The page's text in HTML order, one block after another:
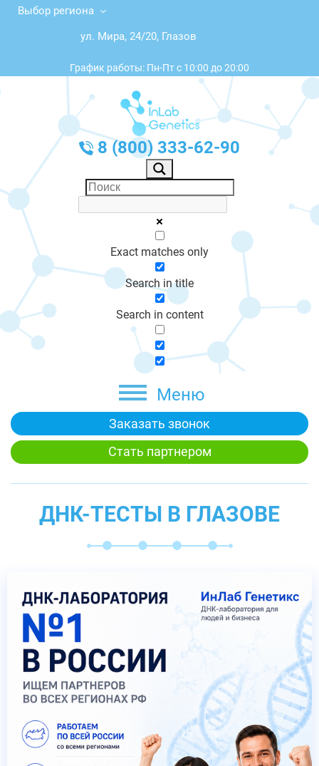
Выбор региона
ул. Мира, 24/20, Глазов
График работы: Пн-Пт с 10:00 до 20:00
8 (800) 333-62-90
Exact matches only
Search in title
Search in content
Меню
Заказать звонок
Стать партнером
ДНК-ТЕСТЫ В ГЛАЗОВЕ